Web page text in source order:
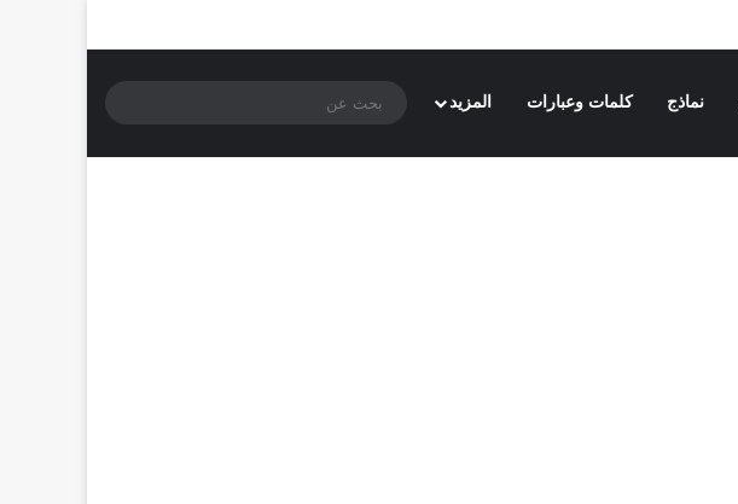
نماذج كلمات وعبارات المزيد